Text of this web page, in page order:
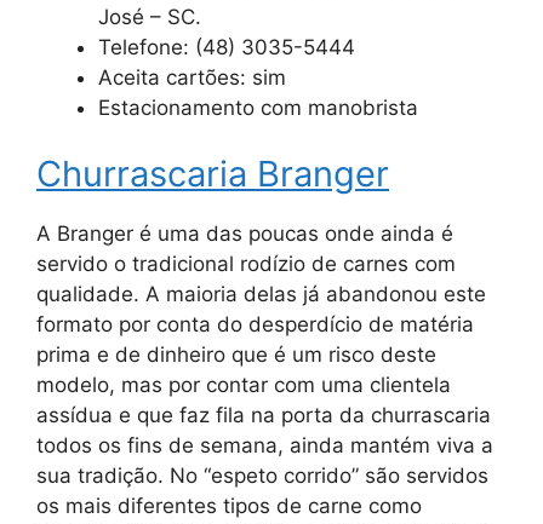
José – SC.
Telefone: (48) 3035-5444
Aceita cartões: sim
Estacionamento com manobrista
Churrascaria Branger
A Branger é uma das poucas onde ainda é
servido o tradicional rodízio de carnes com
qualidade. A maioria delas já abandonou este
formato por conta do desperdício de matéria
prima e de dinheiro que é um risco deste
modelo, mas por contar com uma clientela
assídua e que faz fila na porta da churrascaria
todos os fins de semana, ainda mantém viva a
sua tradição. No “espeto corrido” são servidos
os mais diferentes tipos de carne como